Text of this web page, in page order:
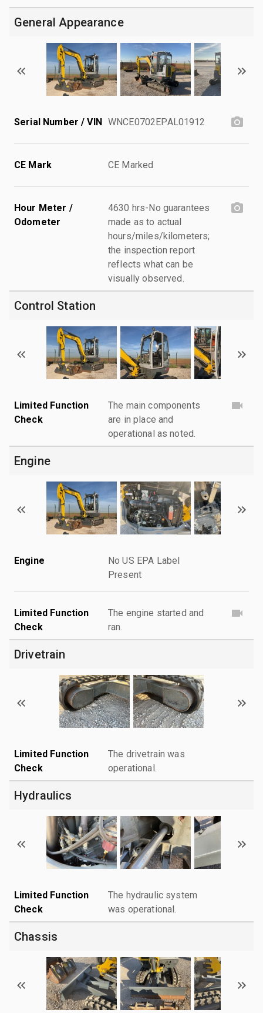
General Appearance
Serial Number / VIN WNCE0702EPAL01912
CE Mark CE Marked
Hour Meter /
Odometer
4630 hrs-No guarantees
made as to actual
hours/miles/kilometers;
the inspection report
reflects what can be
visually observed.
Control Station
Limited Function
Check
The main components
are in place and
operational as noted.
Engine
Engine
No US EPA Label
Present
Limited Function
Check
The engine started and
ran.
Drivetrain
Limited Function
Check
The drivetrain was
operational.
Hydraulics
Limited Function
Check
The hydraulic system
was operational.
Chassis